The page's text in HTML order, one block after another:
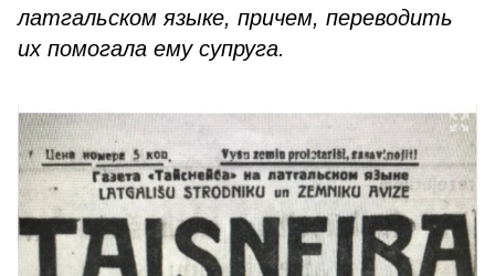
латгальском языке, причем, переводить
их помогала ему супруга.